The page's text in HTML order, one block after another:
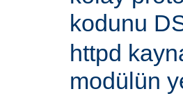
kodunu
httpd
modülün